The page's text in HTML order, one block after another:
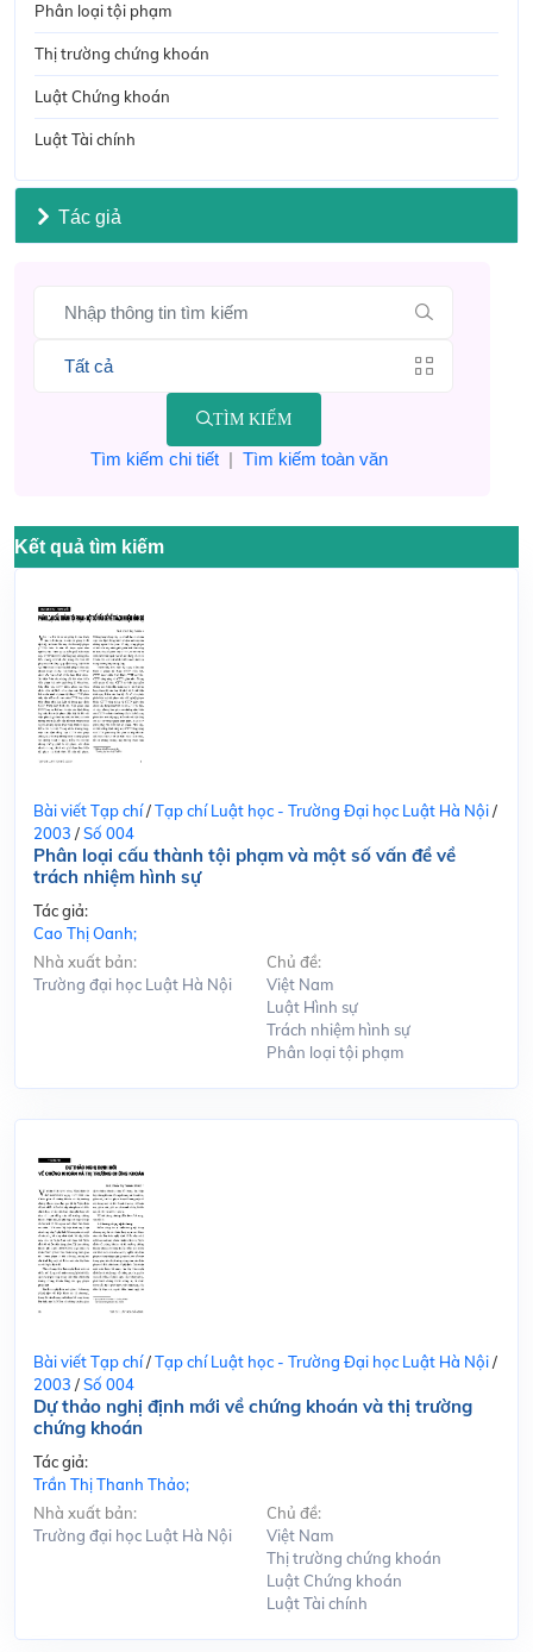
Phân loại tội phạm
Thị trường chứng khoán
Luật Chứng khoán
Luật Tài chính
Tác giả
TÌM KIẾM
Tìm kiếm chi tiết| Tìm kiếm toàn văn
Kết quả tìm kiếm
Bài viết Tạp chí/Tạp chí Luật học - Trường Đại học Luật Hà Nội/
2003 /Số 004
Phân loại cấu thành tội phạm và một số vấn đề về
trách nhiệm hình sự
Tác giả:
Cao Thị Oanh;
Nhà xuất bản:
Trường đại học Luật Hà Nội
Chủ đề:
Việt Nam
Luật Hình sự
Trách nhiệm hình sự
Phân loại tội phạm
Bài viết Tạp chí/Tạp chí Luật học - Trường Đại học Luật Hà Nội/
2003 /Số 004
Dự thảo nghị định mới về chứng khoán và thị trường
chứng khoán
Tác giả:
Trần Thị Thanh Thảo;
Nhà xuất bản:
Trường đại học Luật Hà Nội
Chủ đề:
Việt Nam
Thị trường chứng khoán
Luật Chứng khoán
Luật Tài chính